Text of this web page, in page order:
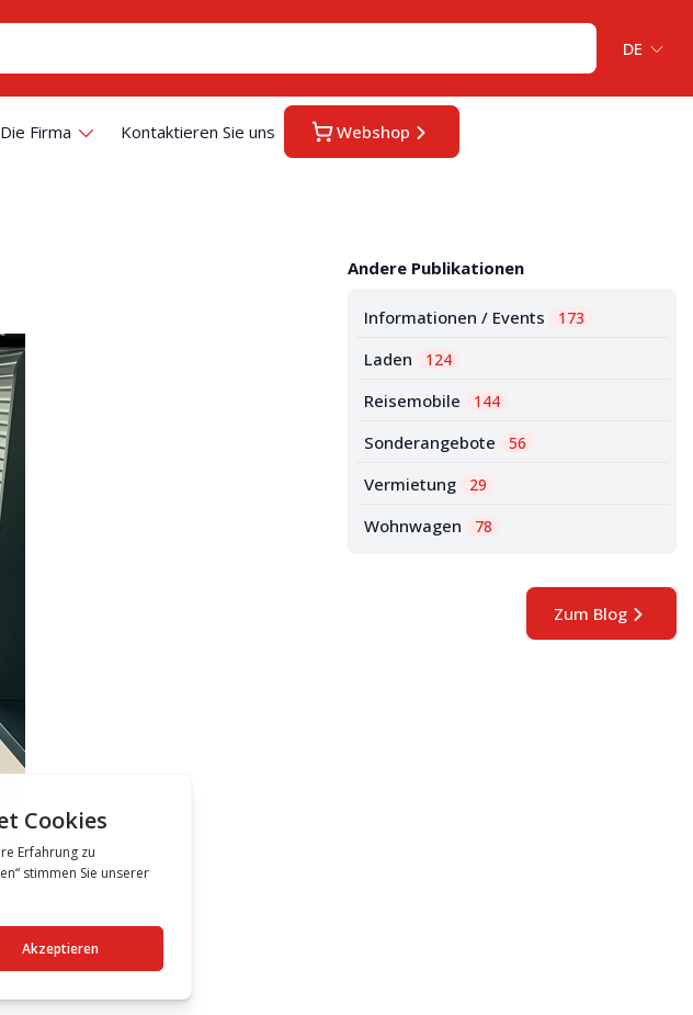
DE
Die Firma Kontaktieren Sie uns Webshop
Andere Publikationen
Informationen / Events 173
Laden 124
Reisemobile 144
Sonderangebote 56
Vermietung 29
Wohnwagen 78
Zum Blog